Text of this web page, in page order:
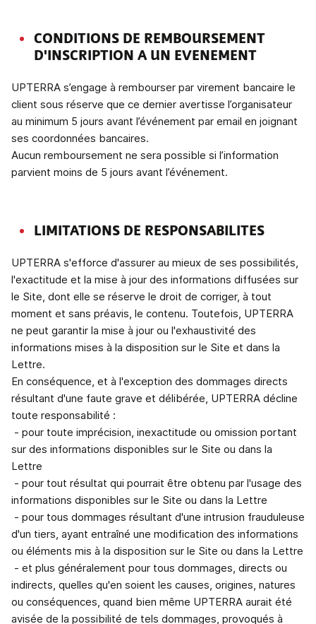
CONDITIONS DE REMBOURSEMENT
D'INSCRIPTION A UN EVENEMENT
UPTERRA s’engage à rembourser par virement bancaire le
client sous réserve que ce dernier avertisse l’organisateur
au minimum 5 jours avant l’événement par email en joignant
ses coordonnées bancaires.
Aucun remboursement ne sera possible si l’information
parvient moins de 5 jours avant l’événement.
LIMITATIONS DE RESPONSABILITES
UPTERRA s'efforce d'assurer au mieux de ses possibilités,
l'exactitude et la mise à jour des informations diffusées sur
le Site, dont elle se réserve le droit de corriger, à tout
moment et sans préavis, le contenu. Toutefois, UPTERRA
ne peut garantir la mise à jour ou l'exhaustivité des
informations mises à la disposition sur le Site et dans la
Lettre.
En conséquence, et à l'exception des dommages directs
résultant d'une faute grave et délibérée, UPTERRA décline
toute responsabilité :
- pour toute imprécision, inexactitude ou omission portant
sur des informations disponibles sur le Site ou dans la
Lettre
- pour tout résultat qui pourrait être obtenu par l'usage des
informations disponibles sur le Site ou dans la Lettre
- pour tous dommages résultant d'une intrusion frauduleuse
d'un tiers, ayant entraîné une modification des informations
ou éléments mis à la disposition sur le Site ou dans la Lettre
- et plus généralement pour tous dommages, directs ou
indirects, quelles qu'en soient les causes, origines, natures
ou conséquences, quand bien même UPTERRA aurait été
avisée de la possibilité de tels dommages, provoqués à